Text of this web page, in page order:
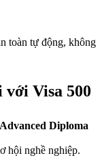
toàn tự động, không
Visa 500
Diploma
hội nghề nghiệp.